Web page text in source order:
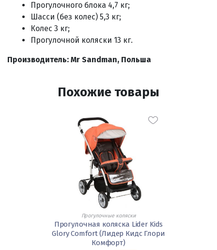
Прогулочного блока 4,7 кг;
Шасси (без колес) 5,3 кг;
Колес 3 кг;
Прогулочной коляски 13 кг.
Производитель: Mr Sandman, Польша
Похожие товары
Прогулочные коляски
Прогулочная коляска Lider Kids
Glory Comfort (Лидер Кидс Глори
Комфорт)